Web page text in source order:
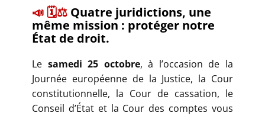
​📣 🗓️⚖️ Quatre juridictions, une
même mission : protéger notre
État de droit.
​Le samedi 25 octobre, à l’occasion de la
Journée européenne de la Justice, la Cour
constitutionnelle, la Cour de cassation, le
Conseil d’État et la Cour des comptes vous